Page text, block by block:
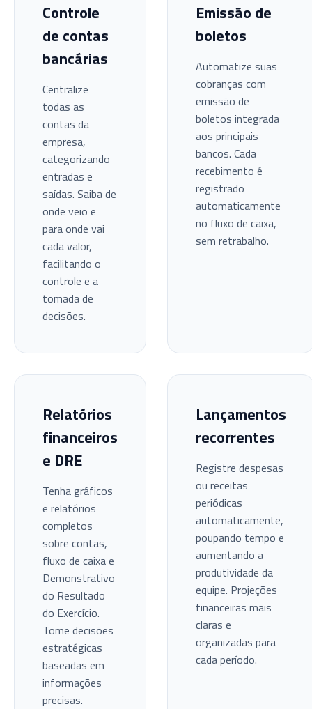
Controle
de contas
bancárias
Centralize
todas as
contas da
empresa,
categorizando
entradas e
saídas. Saiba de
onde veio e
para onde vai
cada valor,
facilitando o
controle e a
tomada de
decisões.
Emissão de
boletos
Automatize suas
cobranças com
emissão de
boletos integrada
aos principais
bancos. Cada
recebimento é
registrado
automaticamente
no fluxo de caixa,
sem retrabalho.
Relatórios
financeiros
e DRE
Tenha gráficos
e relatórios
completos
sobre contas,
fluxo de caixa e
Demonstrativo
do Resultado
do Exercício.
Tome decisões
estratégicas
baseadas em
informações
precisas.
Lançamentos
recorrentes
Registre despesas
ou receitas
periódicas
automaticamente,
poupando tempo e
aumentando a
produtividade da
equipe. Projeções
financeiras mais
claras e
organizadas para
cada período.